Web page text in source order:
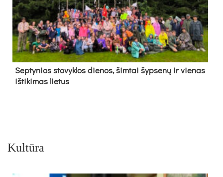
Sep­ty­nios sto­vyk­los die­nos, šim­tai šyp­se­nų ir vie­nas
iš­ti­ki­mas lie­tus
Kultūra